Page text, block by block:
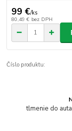
99 €/ks
80,49 € bez DPH
Číslo produktu:
tlmenie do